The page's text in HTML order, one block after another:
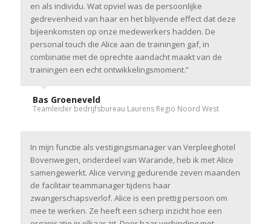
en als individu. Wat opviel was de persoonlijke
gedrevenheid van haar en het blijvende effect dat deze
bijeenkomsten op onze medewerkers hadden. De
personal touch die Alice aan de trainingen gaf, in
combinatie met de oprechte aandacht maakt van de
trainingen een echt ontwikkelingsmoment.”
Bas Groeneveld
Teamleider bedrijfsbureau Laurens Regio Noord West
In mijn functie als vestigingsmanager van Verpleeghotel
Bovenwegen, onderdeel van Warande, heb ik met Alice
samengewerkt. Alice verving gedurende zeven maanden
de facilitair teammanager tijdens haar
zwangerschapsverlof. Alice is een prettig persoon om
mee te werken. Ze heeft een scherp inzicht hoe een